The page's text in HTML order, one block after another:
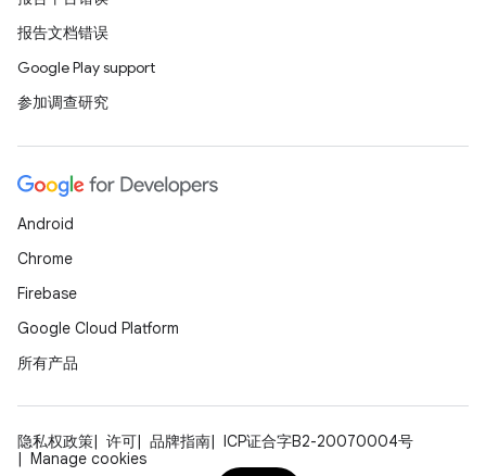
报告文档错误
Google Play support
参加调查研究
Android
Chrome
Firebase
Google Cloud Platform
所有产品
隐私权政策 许可 品牌指南
ICP证合字B2-20070004号
Manage cookies